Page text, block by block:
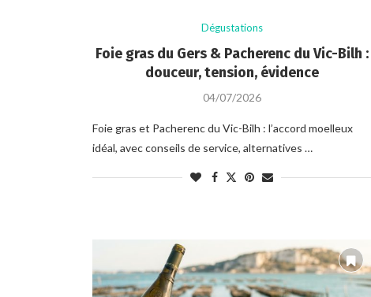
Dégustations
Foie gras du Gers & Pacherenc du Vic-Bilh :
douceur, tension, évidence
04/07/2026
Foie gras et Pacherenc du Vic-Bilh : l’accord moelleux
idéal, avec conseils de service, alternatives …